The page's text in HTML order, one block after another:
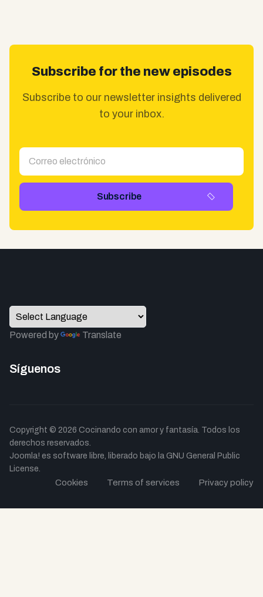
Subscribe for the new episodes
Subscribe to our newsletter insights delivered
to your inbox.
Powered by Translate
Síguenos
Copyright © 2026 Cocinando con amor y fantasía. Todos los
derechos reservados.
Joomla! es software libre, liberado bajo la GNU General Public
License.
Cookies Terms of services Privacy policy